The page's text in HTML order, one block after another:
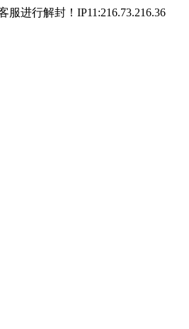
进行解封！IP11:216.73.216.36